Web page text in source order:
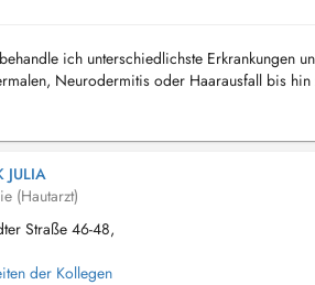
ich unterschiedlichste Erkrankungen
Neurodermitis oder Haarausfall bis
nehme operative Eingriffe vor. ...
JULIA
(Hautarzt)
Straße 46-48,
der Kollegen